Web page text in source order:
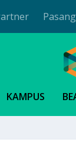
KAMPUS